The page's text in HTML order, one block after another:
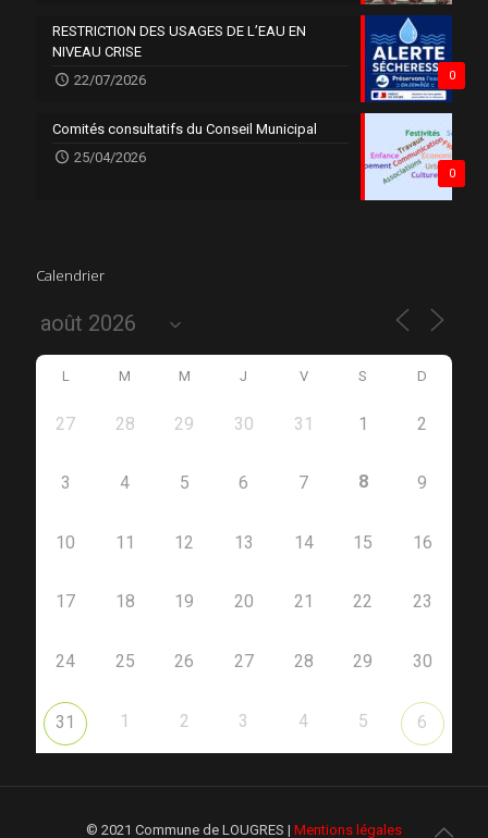
0
RESTRICTION DES USAGES DE L’EAU EN
NIVEAU CRISE
22/07/2026
0
Comités consultatifs du Conseil Municipal
25/04/2026
Calendrier
L M M J V S D
27 28 29 30 31 1 2
3 4 5 6 7 8 9
10 11 12 13 14 15 16
17 18 19 20 21 22 23
24 25 26 27 28 29 30
31 1 2 3 4 5 6
© 2021 Commune de LOUGRES | Mentions légales